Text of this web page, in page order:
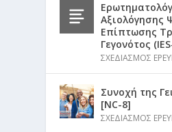
Αξιολόγησης
Επίπτωσης
Γεγονότος
ΣΧΕΔΙΑΣΜΟΣ
Συνοχή της
[NC-8]
ΣΧΕΔΙΑΣΜΟΣ